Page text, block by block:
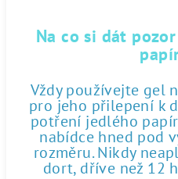
Na co si dát
Vždy používejte gel
pro jeho přilepení k
potření jedlého
nabídce hned pod
rozměru. Nikdy
dort, dříve než 12